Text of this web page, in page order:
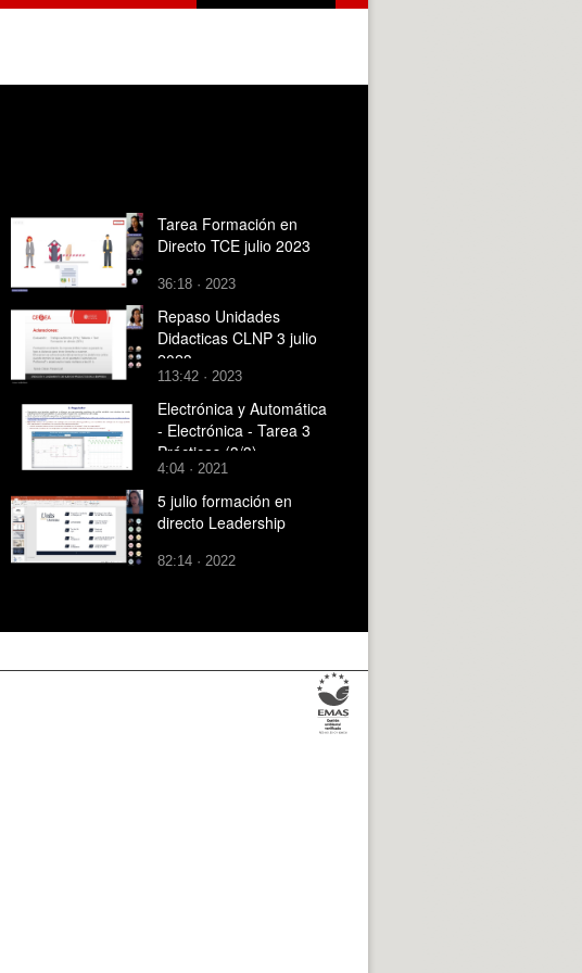
Tarea Formación en
Directo TCE julio 2023
36:18 · 2023
Repaso Unidades
Didacticas CLNP 3 julio
2023
113:42 · 2023
Electrónica y Automática
- Electrónica - Tarea 3
Prácticas (3/3)
4:04 · 2021
5 julio formación en
directo Leadership
82:14 · 2022